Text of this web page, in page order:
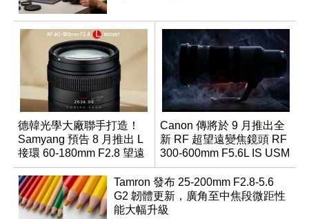
德韓光學大廠聯手打造！
Samyang 預告 8 月推出 L
接環 60-180mm F2.8 望遠
變焦鏡
Canon 傳將於 9 月推出全
新 RF 超望遠變焦鏡頭 RF
300-600mm F5.6L IS USM
Tamron 發布 25-200mm F2.8-5.6
G2 韌體更新，廣角至中焦段微距性
能大幅升級